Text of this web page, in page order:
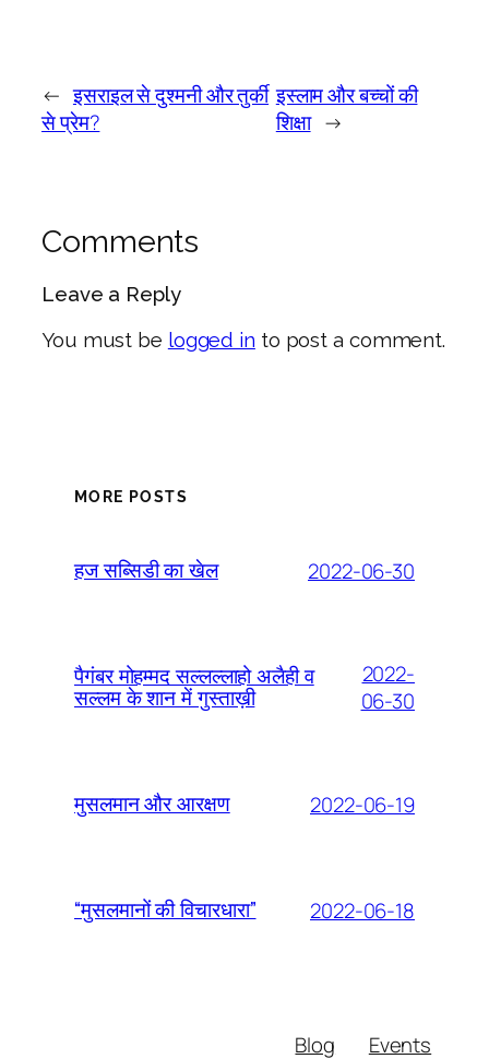
← इसराइल से दुश्मनी और तुर्की
से प्रेम?
इस्लाम और बच्चों की
शिक्षा →
Comments
Leave a Reply
You must be logged in to post a comment.
MORE POSTS
हज सब्सिडी का खेल 2022-06-30
पैगंबर मोहम्मद सल्लल्लाहो अलैही व
सल्लम के शान में गुस्ताख़ी
2022-
06-30
मुसलमान और आरक्षण 2022-06-19
“मुसलमानों की विचारधारा” 2022-06-18
Blog
Events